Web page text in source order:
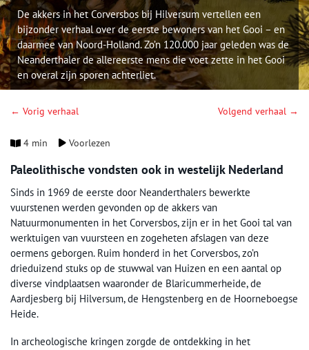
De akkers in het Corversbos bij Hilversum vertellen een
bijzonder verhaal over de eerste bewoners van het Gooi – en
daarmee van Noord-Holland. Zo’n 120.000 jaar geleden was de
Neanderthaler de allereerste mens die voet zette in het Gooi
en overal zijn sporen achterliet.
← Vorig verhaal Volgend verhaal →
4 min Voorlezen
Paleolithische vondsten ook in westelijk Nederland
Sinds in 1969 de eerste door Neanderthalers bewerkte
vuurstenen werden gevonden op de akkers van
Natuurmonumenten in het Corversbos, zijn er in het Gooi tal van
werktuigen van vuursteen en zogeheten afslagen van deze
oermens geborgen. Ruim honderd in het Corversbos, zo’n
drieduizend stuks op de stuwwal van Huizen en een aantal op
diverse vindplaatsen waaronder de Blaricummerheide, de
Aardjesberg bij Hilversum, de Hengstenberg en de Hoorneboegse
Heide.
In archeologische kringen zorgde de ontdekking in het